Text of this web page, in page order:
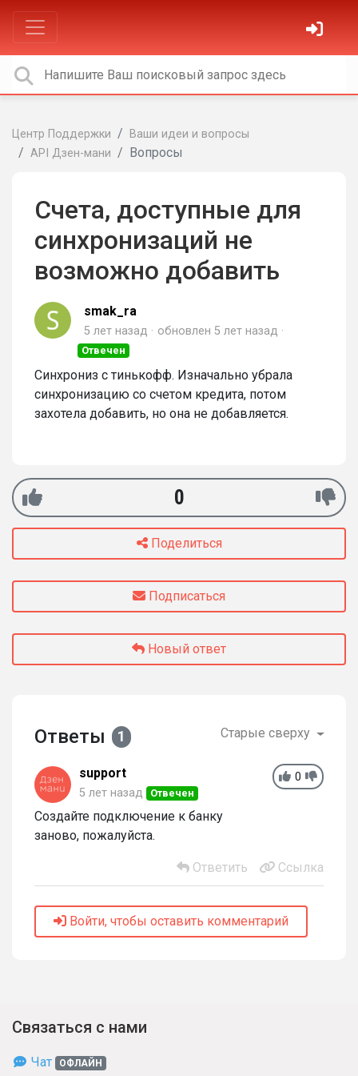
Центр Поддержки
Ваши идеи и вопросы
API Дзен-мани
Вопросы
Счета, доступные для
синхронизаций не
возможно добавить
smak_ra
5 лет назад обновлен 5 лет назад
Отвечен
Синхрониз с тинькофф. Изначально убрала
синхронизацию со счетом кредита, потом
захотела добавить, но она не добавляется.
0
Поделиться
Подписаться
Новый ответ
Ответы 1 Старые сверху
0
support
5 лет назад Отвечен
Создайте подключение к банку
заново, пожалуйста.
Ответить Ссылка
Войти, чтобы оставить комментарий
Связаться с нами
Чат ОФЛАЙН